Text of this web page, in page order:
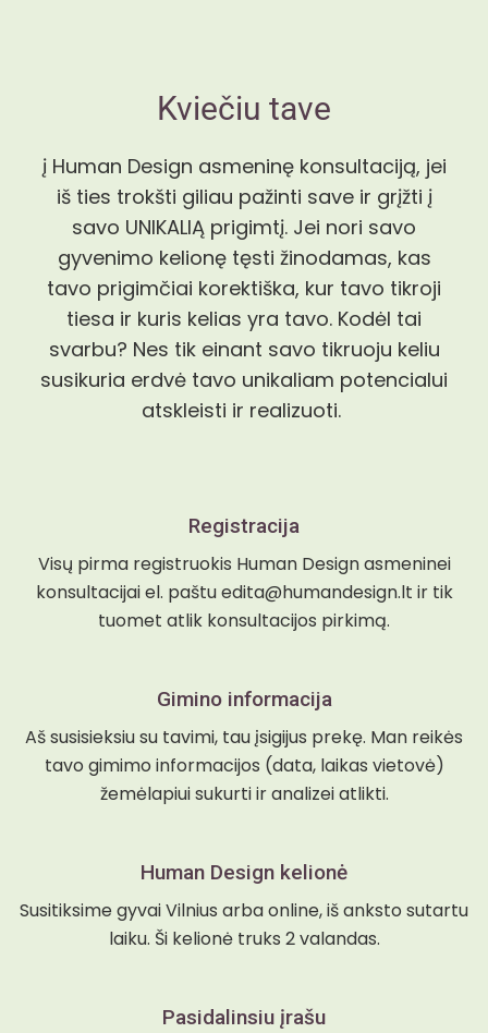
Kviečiu tave
į Human Design asmeninę konsultaciją, jei
iš ties trokšti giliau pažinti save ir grįžti į
savo UNIKALIĄ prigimtį. Jei nori savo
gyvenimo kelionę tęsti žinodamas, kas
tavo prigimčiai korektiška, kur tavo tikroji
tiesa ir kuris kelias yra tavo. Kodėl tai
svarbu? Nes tik einant savo tikruoju keliu
susikuria erdvė tavo unikaliam potencialui
atskleisti ir realizuoti.
Registracija
Visų pirma registruokis Human Design asmeninei
konsultacijai el. paštu edita@humandesign.lt ir tik
tuomet atlik konsultacijos pirkimą.
Gimino informacija
Aš susisieksiu su tavimi, tau įsigijus prekę. Man reikės
tavo gimimo informacijos (data, laikas vietovė)
žemėlapiui sukurti ir analizei atlikti.
Human Design kelionė
Susitiksime gyvai Vilnius arba online, iš anksto sutartu
laiku. Ši kelionė truks 2 valandas.
Pasidalinsiu įrašu